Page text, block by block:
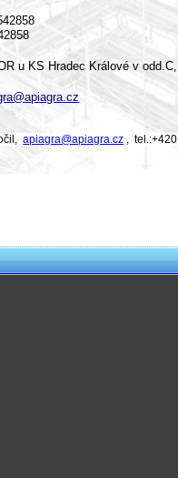
u KS Hradec Králové v
apiagra@apiagra.cz ,